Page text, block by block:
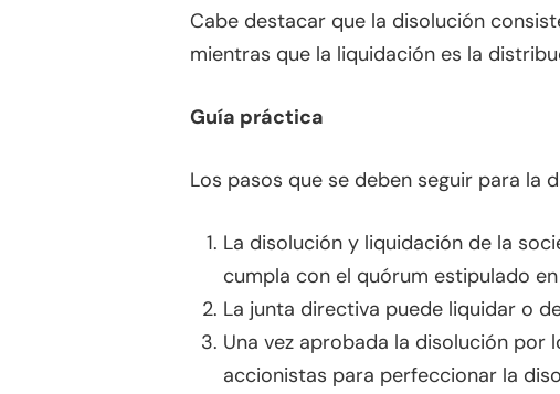
Cabe destacar que la disolución
mientras que la liquidación es la
Guía práctica
Los pasos que se deben seguir para la
La disolución y liquidación de la
cumpla con el quórum estipulado
La junta directiva puede liquidar o
Una vez aprobada la disolución por
accionistas para perfeccionar la